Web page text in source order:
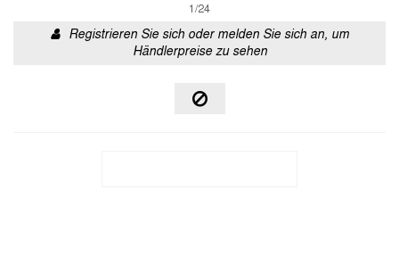
1/24
Registrieren Sie sich oder melden Sie sich an, um
Händlerpreise zu sehen